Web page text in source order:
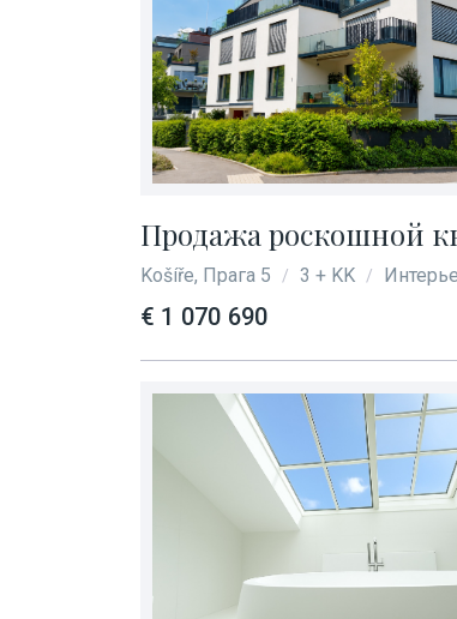
Продажа роскошной
Košíře, Прага 5 / 3 + KK /
€ 1 070 690